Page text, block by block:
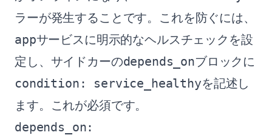
ラーが発生することです。これを防ぐには、
appサービスに明示的なヘルスチェックを設
定し、サイドカーのdepends_onブロックに
condition: service_healthyを記述し
ます。これが必須です。
depends_on: